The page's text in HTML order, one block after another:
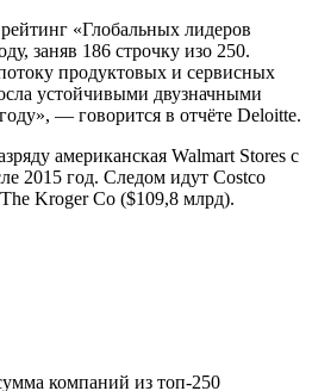
«Глобальных лидеров
заняв 186 строчку изо 250.
продуктовых и сервисных
устойчивыми двузначными
— говорится в отчёте Deloitte.
американская Walmart Stores с
2015 год. Следом идут Costco
Kroger Co ($109,8 млрд).
компаний из топ-250